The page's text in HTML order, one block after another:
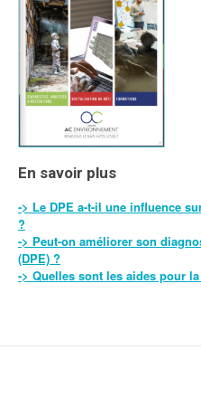
En savoir plus
-> Le DPE a-t-il une influence
?
-> Peut-on améliorer son
(DPE) ?
-> Quelles sont les aides pour